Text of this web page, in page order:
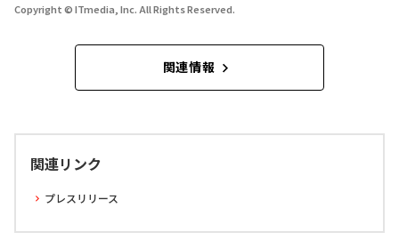
Copyright © ITmedia, Inc. All Rights Reserved.
関連情報
関連リンク
プレスリリース